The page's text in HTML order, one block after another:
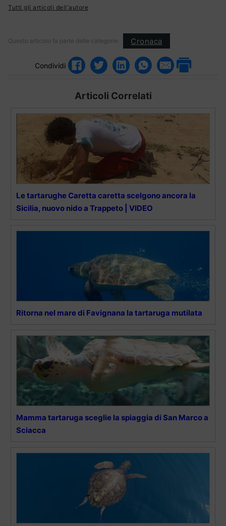
Tutti gli articoli dell'autore
Questo articolo fa parte delle categorie: Cronaca
Condividi
Articoli Correlati
Le tartarughe Caretta caretta scelgono ancora la
Sicilia, nuovo nido a Trappeto | VIDEO
Ritorna nel mare di Favignana la tartaruga mutilata
Mamma tartaruga sceglie la spiaggia di San Marco a
Sciacca